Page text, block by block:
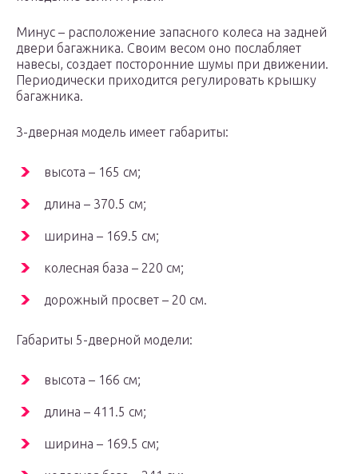
Минус – расположение запасного колеса на задней
двери багажника. Своим весом оно послабляет
навесы, создает посторонние шумы при движении.
Периодически приходится регулировать крышку
багажника.
3-дверная модель имеет габариты:
высота – 165 см;
длина – 370.5 см;
ширина – 169.5 см;
колесная база – 220 см;
дорожный просвет – 20 см.
Габариты 5-дверной модели:
высота – 166 см;
длина – 411.5 см;
ширина – 169.5 см;